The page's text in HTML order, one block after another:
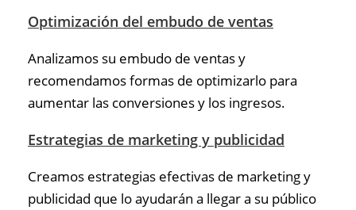
Optimización del embudo de ventas
Analizamos su embudo de ventas y
recomendamos formas de optimizarlo para
aumentar las conversiones y los ingresos.
Estrategias de marketing y publicidad
Creamos estrategias efectivas de marketing y
publicidad que lo ayudarán a llegar a su público